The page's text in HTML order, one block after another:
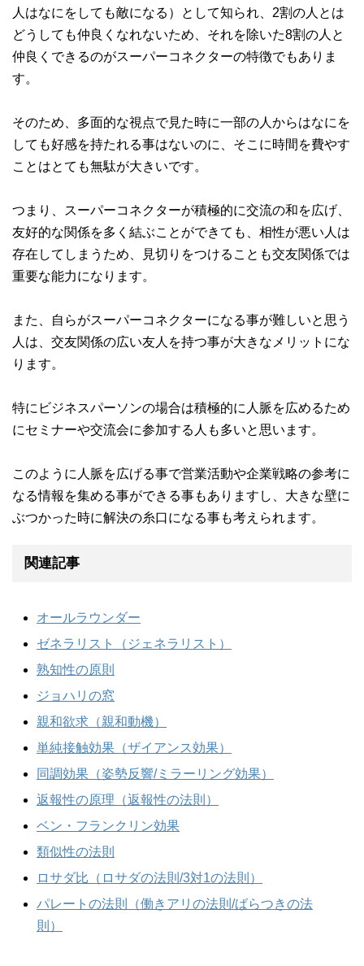
人はなにをしても敵になる）として知られ、2割の人とは
どうしても仲良くなれないため、それを除いた8割の人と
仲良くできるのがスーパーコネクターの特徴でもありま
す。
そのため、多面的な視点で見た時に一部の人からはなにを
しても好感を持たれる事はないのに、そこに時間を費やす
ことはとても無駄が大きいです。
つまり、スーパーコネクターが積極的に交流の和を広げ、
友好的な関係を多く結ぶことができても、相性が悪い人は
存在してしまうため、見切りをつけることも交友関係では
重要な能力になります。
また、自らがスーパーコネクターになる事が難しいと思う
人は、交友関係の広い友人を持つ事が大きなメリットにな
ります。
特にビジネスパーソンの場合は積極的に人脈を広めるため
にセミナーや交流会に参加する人も多いと思います。
このように人脈を広げる事で営業活動や企業戦略の参考に
なる情報を集める事ができる事もありますし、大きな壁に
ぶつかった時に解決の糸口になる事も考えられます。
関連記事
オールラウンダー
ゼネラリスト（ジェネラリスト）
熟知性の原則
ジョハリの窓
親和欲求（親和動機）
単純接触効果（ザイアンス効果）
同調効果（姿勢反響/ミラーリング効果）
返報性の原理（返報性の法則）
ベン・フランクリン効果
類似性の法則
ロサダ比（ロサダの法則/3対1の法則）
パレートの法則（働きアリの法則/ばらつきの法
則）